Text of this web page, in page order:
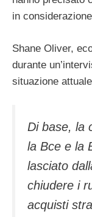
in
Shane Oliver,
durante
situazione
Di base, la
la Bce e la
lasciato
chiudere i
acquisti